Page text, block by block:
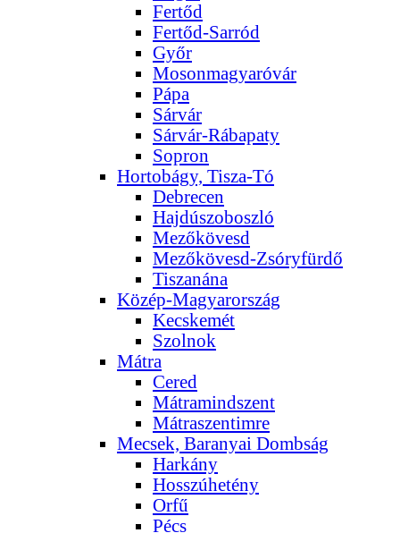
Fertőd
Fertőd-Sarród
Győr
Mosonmagyaróvár
Pápa
Sárvár
Sárvár-Rábapaty
Sopron
Hortobágy, Tisza-Tó
Debrecen
Hajdúszoboszló
Mezőkövesd
Mezőkövesd-Zsóryfürdő
Tiszanána
Közép-Magyarország
Kecskemét
Szolnok
Mátra
Cered
Mátramindszent
Mátraszentimre
Mecsek, Baranyai Dombság
Harkány
Hosszúhetény
Orfű
Pécs